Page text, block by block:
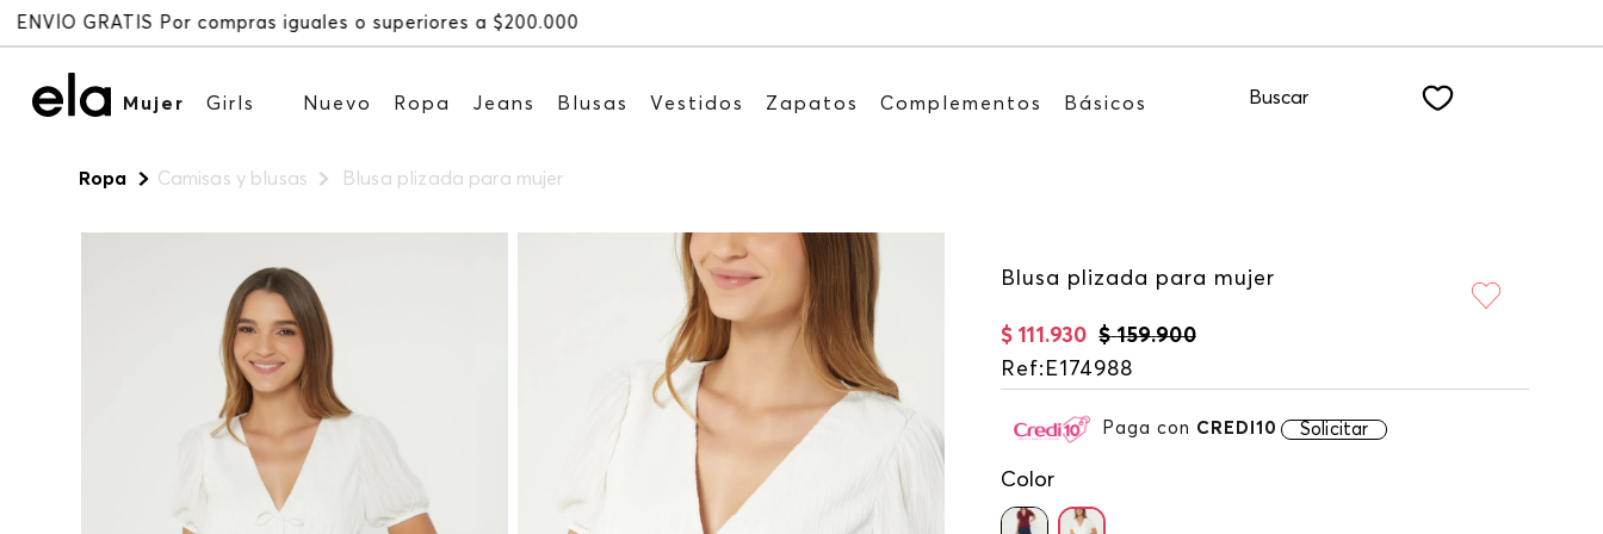
Mujer Girls Nuevo Ropa Jeans Blusas Vestidos Zapatos Complementos Básicos Buscar
Ropa Camisas y blusas Blusa plizada para mujer
Blusa plizada para mujer
$ 159.900
$ 111 .930
Ref: E174988
Paga con CREDI10 Solicitar
Color